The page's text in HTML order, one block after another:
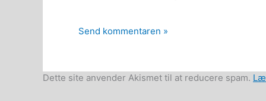
Dette site anvender Akismet til at reducere spam.